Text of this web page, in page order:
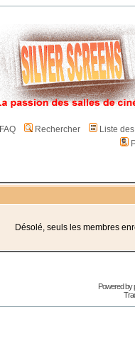
FAQ Rechercher
Liste
Désolé, seuls les membres
Powered by